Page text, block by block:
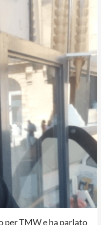
per TMW e ha parlato